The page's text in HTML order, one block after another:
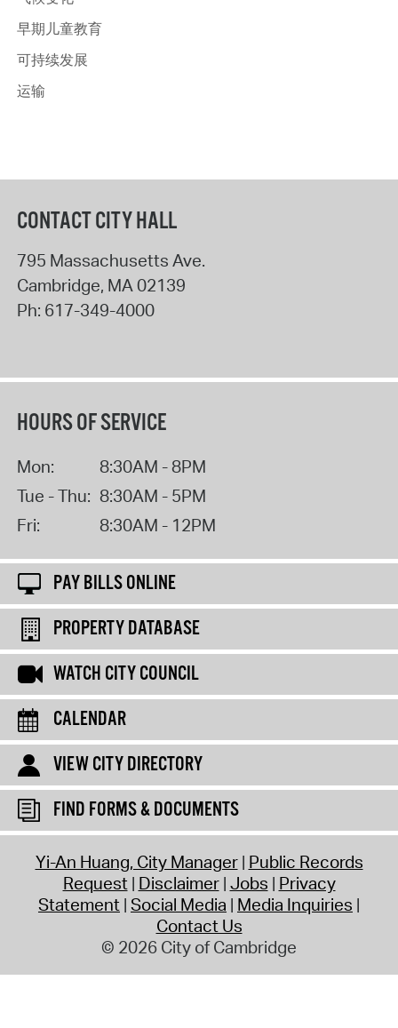
早期儿童教育
可持续发展
运输
CONTACT CITY HALL
795 Massachusetts Ave.
Cambridge, MA02139
Ph: 617-349-4000
HOURS OF SERVICE
Mon:
8:30AM - 8PM
Tue - Thu: 8:30AM - 5PM
Fri:
8:30AM - 12PM
PAY BILLS ONLINE
PROPERTY DATABASE
WATCH CITY COUNCIL
CALENDAR
VIEW CITY DIRECTORY
FIND FORMS & DOCUMENTS
Yi-An Huang, City Manager Public Records
Request Disclaimer Jobs Privacy
Statement Social Media Media Inquiries
Contact Us
© 2026 City of Cambridge